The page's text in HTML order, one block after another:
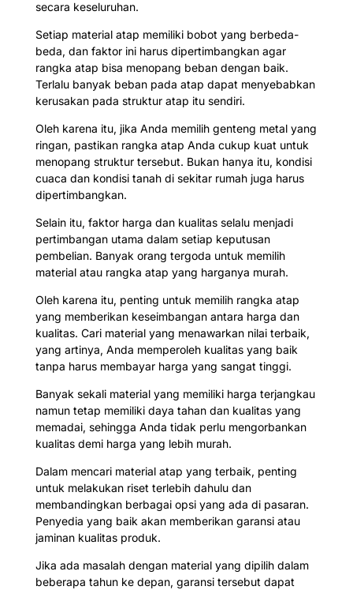
secara keseluruhan.
Setiap material atap memiliki bobot yang berbeda-
beda, dan faktor ini harus dipertimbangkan agar
rangka atap bisa menopang beban dengan baik.
Terlalu banyak beban pada atap dapat menyebabkan
kerusakan pada struktur atap itu sendiri.
Oleh karena itu, jika Anda memilih genteng metal yang
ringan, pastikan rangka atap Anda cukup kuat untuk
menopang struktur tersebut. Bukan hanya itu, kondisi
cuaca dan kondisi tanah di sekitar rumah juga harus
dipertimbangkan.
Selain itu, faktor harga dan kualitas selalu menjadi
pertimbangan utama dalam setiap keputusan
pembelian. Banyak orang tergoda untuk memilih
material atau rangka atap yang harganya murah.
Oleh karena itu, penting untuk memilih rangka atap
yang memberikan keseimbangan antara harga dan
kualitas. Cari material yang menawarkan nilai terbaik,
yang artinya, Anda memperoleh kualitas yang baik
tanpa harus membayar harga yang sangat tinggi.
Banyak sekali material yang memiliki harga terjangkau
namun tetap memiliki daya tahan dan kualitas yang
memadai, sehingga Anda tidak perlu mengorbankan
kualitas demi harga yang lebih murah.
Dalam mencari material atap yang terbaik, penting
untuk melakukan riset terlebih dahulu dan
membandingkan berbagai opsi yang ada di pasaran.
Penyedia yang baik akan memberikan garansi atau
jaminan kualitas produk.
Jika ada masalah dengan material yang dipilih dalam
beberapa tahun ke depan, garansi tersebut dapat